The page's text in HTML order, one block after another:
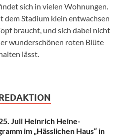
sich in vielen Wohnungen.
dem Stadium klein entwachsen
braucht, und sich dabei nicht
wunderschönen roten Blüte
lässt.
Juli Heinrich Heine-
im „Hässlichen Haus“ in